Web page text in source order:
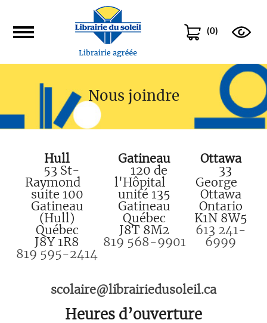
(0)
Nous joindre
Hull
53 St-
Raymond
suite 100
Gatineau
(Hull)
Québec
J8Y 1R8
819 595-2414
Gatineau
120 de
l'Hôpital
unité 135
Gatineau
Québec
J8T 8M2
819 568-9901
Ottawa
33
George
Ottawa
Ontario
K1N 8W5
613 241-
6999
scolaire@librairiedusoleil.ca
Heures d’ouverture